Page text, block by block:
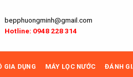
bepphuongminh@gmail.com
Hotline: 0948 228 314
GIA DỤNG MÁY LỌC NƯỚC ĐÁNH